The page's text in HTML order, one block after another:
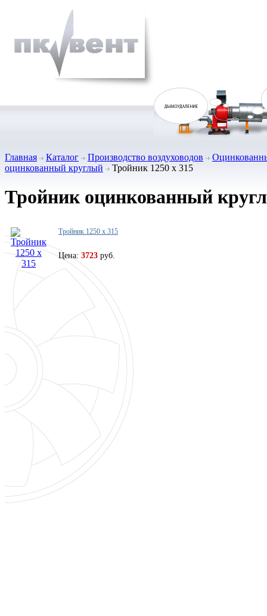
Главная Каталог Производство воздуховодов
оцинкованный круглый
Тройник 1250 х 315
Тройник оцинкованный
Тройник 1250 х 315
Цена: 3723 руб.